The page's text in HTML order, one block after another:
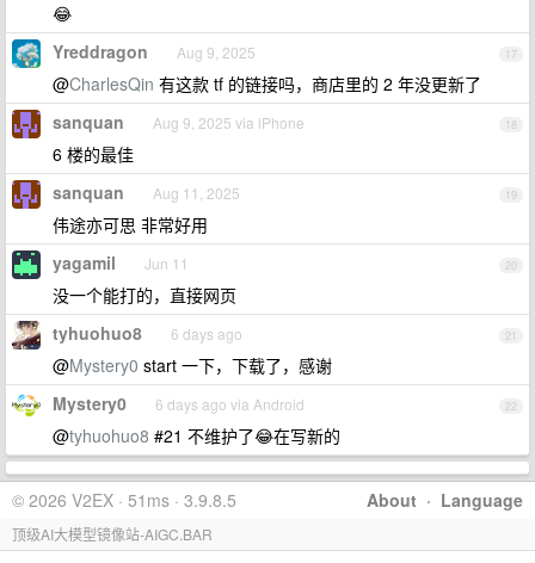
😂
17
Yreddragon Aug 9, 2025
@CharlesQin 有这款 tf 的链接吗，商店里的 2 年没更新了
18
sanquan Aug 9, 2025 via iPhone
6 楼的最佳
19
sanquan Aug 11, 2025
伟途亦可思 非常好用
20
yagamil Jun 11
没一个能打的，直接网页
21
tyhuohuo8 6 days ago
@Mystery0 start 一下，下载了，感谢
22
Mystery0 6 days ago via Android
@tyhuohuo8 #21 不维护了😂在写新的
About · Language
© 2026 V2EX · 51ms · 3.9.8.5
顶级AI大模型镜像站-AIGC.BAR